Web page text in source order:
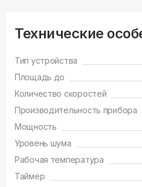
Технические
Тип устройства
Площадь до
Количество скоростей
Производительность прибора
Мощность
Уровень шума
Рабочая температура
Таймер